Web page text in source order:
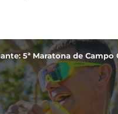
de Campo Grande